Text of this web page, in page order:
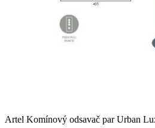
Artel Komínový odsavač par Urban